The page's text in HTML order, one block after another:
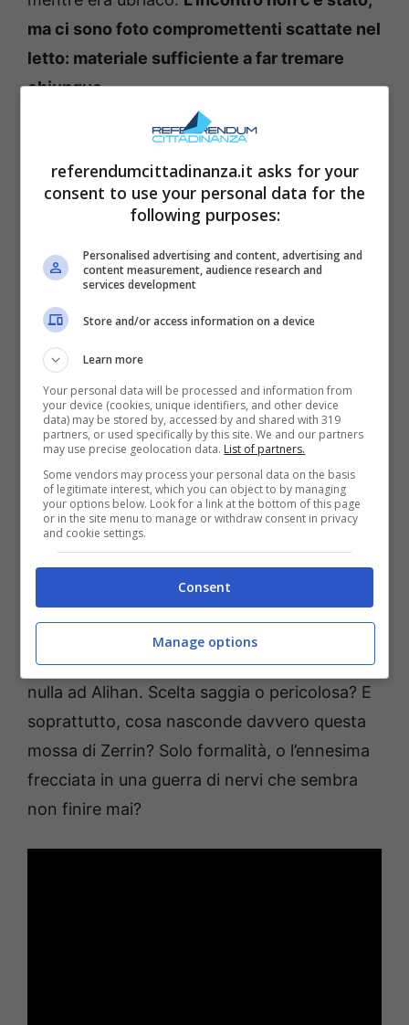
ma ci sono foto compromettenti scattate nel
letto: materiale sufficiente a far tremare
chiunque.
Nel frattempo, Zehra e Kemal, dopo le nozze,
sono andati a vivere a Villa Argun per via dei
lavori nella loro casa. Una convivenza che ha
fatto storcere il naso a Yildiz, tutt’altro che
felice di ritrovarsi sotto lo stesso tetto con il
suo ex marito. Un clima teso, pieno di
sguardi, sospetti e parole non dette. E la
domanda è d’obbligo: quanto può reggere un
equilibrio così fragile?
Mentre i fronti si definiscono, un gesto
tagliente come una lama riapre ferite
profonde. Zerrin si presenta, decisa, e chiede
alla cognata di restituire una spilla donata il
giorno delle nozze. Non una spilla qualunque:
un gioiello appartenuto alla madre defunta,
destinato – dice lei – a Lila per il suo
matrimonio. Una richiesta che brucia. Zeynep
accetta, con dignità, ma decide di non dire
nulla ad Alihan. Scelta saggia o pericolosa? E
soprattutto, cosa nasconde davvero questa
mossa di Zerrin? Solo formalità, o l’ennesima
frecciata in una guerra di nervi che sembra
non finire mai?
referendumcittadinanza.it asks for your
consent to use your personal data for the
following purposes:
Personalised advertising and content, advertising and
content measurement, audience research and
services development
Store and/or access information on a device
Learn more
Your personal data will be processed and information from
your device (cookies, unique identifiers, and other device
data) may be stored by, accessed by and shared with 319
partners, or used specifically by this site. We and our partners
may use precise geolocation data. List of partners.
Some vendors may process your personal data on the basis
of legitimate interest, which you can object to by managing
your options below. Look for a link at the bottom of this page
or in the site menu to manage or withdraw consent in privacy
and cookie settings.
Consent
Manage options